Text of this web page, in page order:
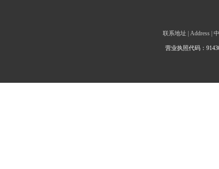
联系地址 | Address |
营业执照代码：